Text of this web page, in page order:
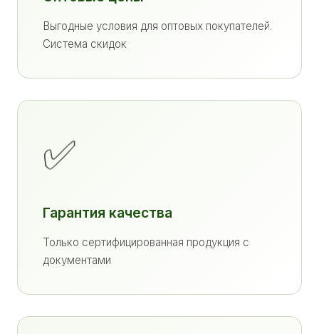
Выгодные условия для оптовых покупателей.
Система скидок
✅
Гарантия качества
Только сертифицированная продукция с
документами